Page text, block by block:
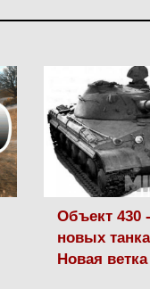
Объект 430
новых
Новая